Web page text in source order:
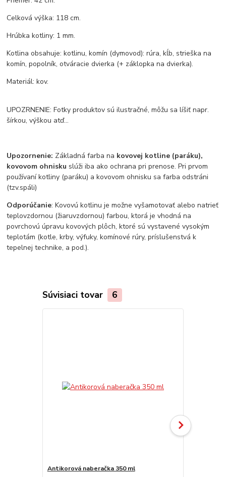
Celková výška: 118 cm.
Hrúbka kotliny: 1 mm.
Kotlina obsahuje: kotlinu, komín (dymovod): rúra, kĺb, strieška na
komín, popolník, otváracie dvierka (+ záklopka na dvierka).
Materiál: kov.
UPOZRNENIE: Fotky produktov sú ilustračné, môžu sa líšiť napr.
šírkou, výškou atď...
Upozornenie: Základná farba na kovovej kotline (paráku),
kovovom ohnisku slúži iba ako ochrana pri prenose. Pri prvom
používaní kotliny (paráku) a kovovom ohnisku sa farba odstráni
(tzv.spáli)
Odporúčanie: Kovovú kotlinu je možne vyšamotovať alebo natrieť
teplovzdornou (žiaruvzdornou) farbou, ktorá je vhodná na
povrchovú úpravu kovových plôch, ktoré sú vystavené vysokým
teplotám (kotle, krby, výfuky, komínové rúry, príslušenstvá k
tepelnej technike, a pod.).
Súvisiaci tovar 6
Antikorová naberačka 350 ml